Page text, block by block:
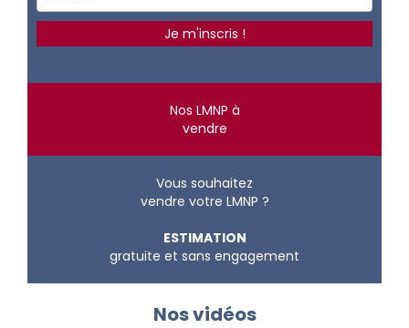
Nos LMNP à
vendre
Vous souhaitez
vendre votre LMNP ?
ESTIMATION
gratuite et sans engagement
Nos vidéos